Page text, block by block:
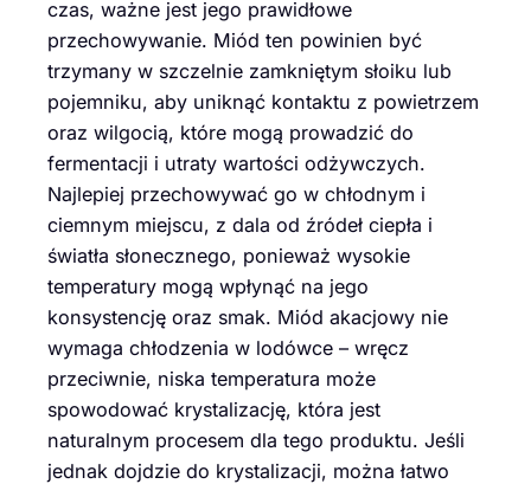
czas, ważne jest jego prawidłowe
przechowywanie. Miód ten powinien być
trzymany w szczelnie zamkniętym słoiku lub
pojemniku, aby uniknąć kontaktu z powietrzem
oraz wilgocią, które mogą prowadzić do
fermentacji i utraty wartości odżywczych.
Najlepiej przechowywać go w chłodnym i
ciemnym miejscu, z dala od źródeł ciepła i
światła słonecznego, ponieważ wysokie
temperatury mogą wpłynąć na jego
konsystencję oraz smak. Miód akacjowy nie
wymaga chłodzenia w lodówce – wręcz
przeciwnie, niska temperatura może
spowodować krystalizację, która jest
naturalnym procesem dla tego produktu. Jeśli
jednak dojdzie do krystalizacji, można łatwo